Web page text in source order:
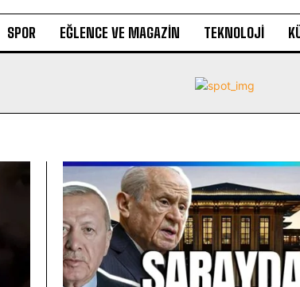
SPOR EĞLENCE VE MAGAZIN TEKNOLOJI